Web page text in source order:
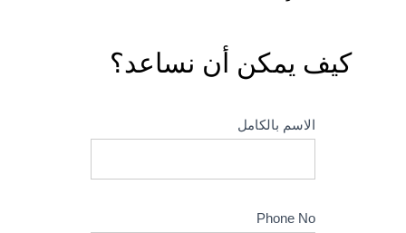
كيف يمكن أن نساعد؟
الاسم بالكامل
Phone No